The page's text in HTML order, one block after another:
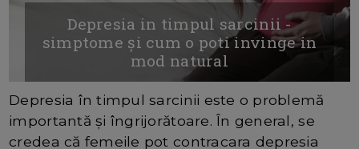
Depresia in timpul sarcinii -
simptome și cum o poti invinge in
mod natural
Depresia în timpul sarcinii este o problemă
importantă și îngrijorătoare. În general, se
credea că femeile pot contracara depresia